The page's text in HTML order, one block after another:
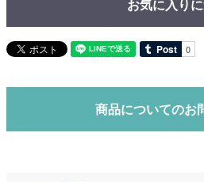
お気に入り
商品についてのお